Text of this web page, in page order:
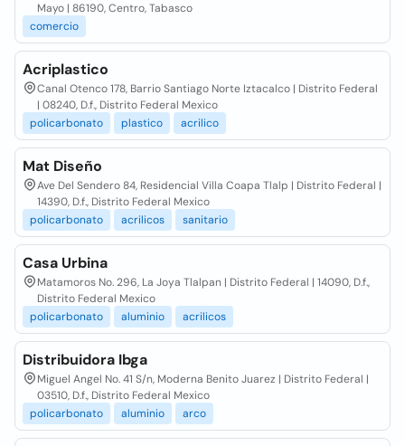
Mayo | 86190, Centro, Tabasco
comercio
Acriplastico
Canal Otenco 178, Barrio Santiago Norte Iztacalco | Distrito Federal
| 08240, D.f., Distrito Federal Mexico
policarbonato
plastico acrilico
Mat Diseño
Ave Del Sendero 84, Residencial Villa Coapa Tlalp | Distrito Federal |
14390, D.f., Distrito Federal Mexico
policarbonato
acrilicos sanitario
Casa Urbina
Matamoros No. 296, La Joya Tlalpan | Distrito Federal | 14090, D.f.,
Distrito Federal Mexico
policarbonato
aluminio acrilicos
Distribuidora Ibga
Miguel Angel No. 41 S/n, Moderna Benito Juarez | Distrito Federal |
03510, D.f., Distrito Federal Mexico
policarbonato
aluminio arco